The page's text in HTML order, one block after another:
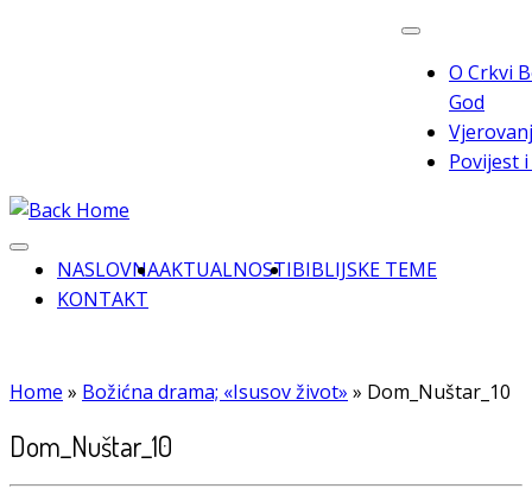
O Crkvi
God
Povijest
NASLOVNAAKTUALNOSTIBIBLIJSKE TEME
KONTAKT
Home » Božićna drama; «Isusov život» » Dom_Nuštar_10
Dom_Nuštar_10